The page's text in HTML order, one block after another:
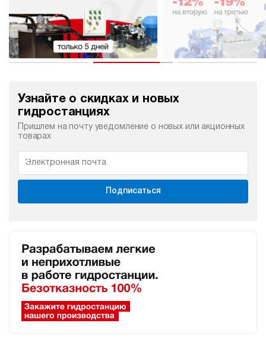
Узнайте о скидках и новых
гидростанциях
Пришлем на почту уведомление о новых или акционных
товарах
Подписаться